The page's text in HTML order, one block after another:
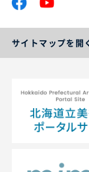
サイトマップを開